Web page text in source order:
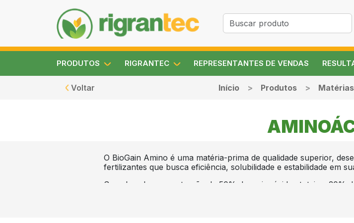
PRODUTOS RIGRANTEC REPRESENTANTES DE VENDAS
Voltar Início Produtos
O BioGain Amino é uma matéria-prima de qualidade superior,
fertilizantes que busca eficiência, solubilidade e estabilidade em
Sua elevada concentração de 50% de aminoácidos totais e 30%